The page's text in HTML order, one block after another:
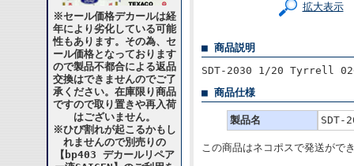
※セール価格デカールは経
年により劣化している可能
性もあります。その為、セ
ール価格となっております
ので製品不都合による返品
交換はできませんのでご了
承ください。在庫限り商品
ですので取り置きや再入荷
はございません。
※ひび割れが起こるかもし
れませんので別売りの
【bp403 デカールリペア
拡大表示
■ 商品説明
SDT-2030 1/20 Tyrrell
■ 商品仕様
製品名
この商品はネコポスで発送がで